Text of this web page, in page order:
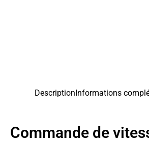
DescriptionInformations
Commande de